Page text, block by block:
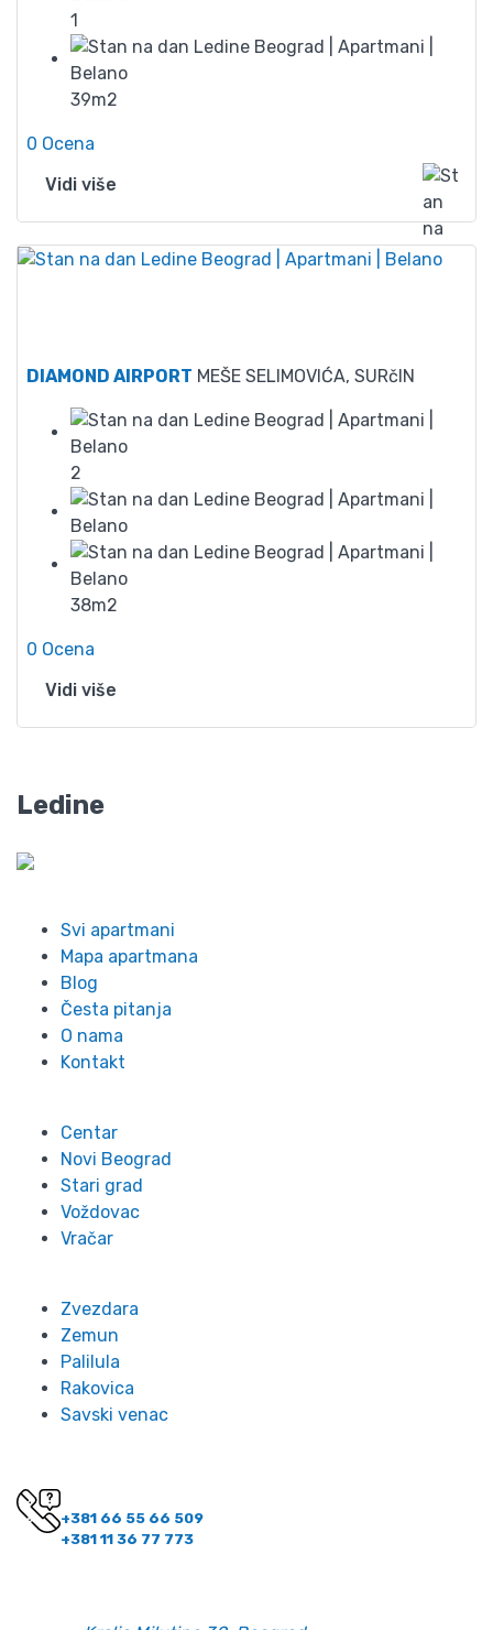
1
39m2
0 Ocena
Vidi više
DIAMOND AIRPORT MEŠE SELIMOVIĆA, SURčIN
2
38m2
0 Ocena
Vidi više
Ledine
Svi apartmani
Mapa apartmana
Blog
Česta pitanja
O nama
Kontakt
Centar
Novi Beograd
Stari grad
Voždovac
Vračar
Zvezdara
Zemun
Palilula
Rakovica
Savski venac
+381 66 55 66 509
+381 11 36 77 773